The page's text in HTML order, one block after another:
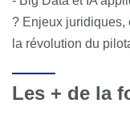
? Enjeux juridiques,
la révolution du
Les + de la